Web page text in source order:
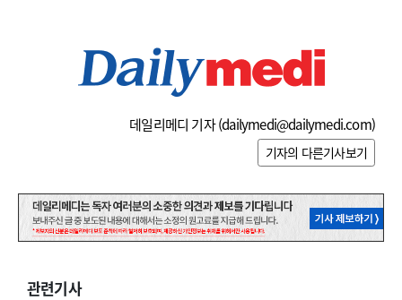
데일리메디 기자 (dailymedi@dailymedi.com)
기자의 다른기사보기
관련기사